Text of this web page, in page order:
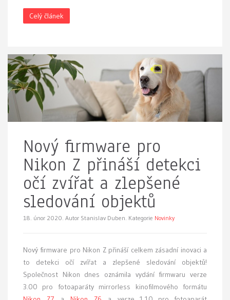
Celý článek
Nový firmware pro
Nikon Z přináší detekci
očí zvířat a zlepšené
sledování objektů
18. únor 2020. Autor Stanislav Duben. Kategorie Novinky
Nový firmware pro Nikon Z přináší celkem zásadní inovaci a
to detekci očí zvířat a zlepšené sledování objektů!
Společnost Nikon dnes oznámila vydání firmwaru verze
3.00 pro fotoaparáty mirrorless kinofilmového formátu